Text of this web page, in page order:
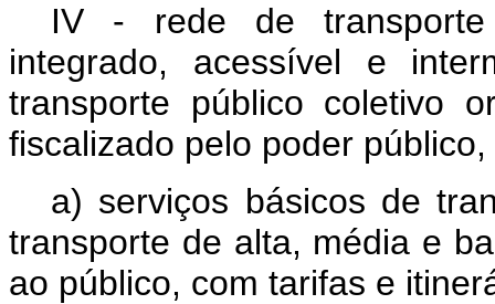
IV - rede de transporte
integrado, acessível e
transporte público coletivo
fiscalizado pelo poder
a) serviços básicos de
transporte de alta, média e
ao público, com tarifas e